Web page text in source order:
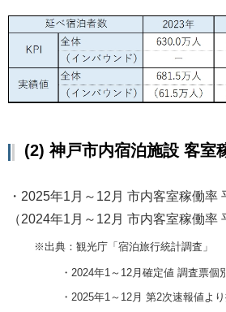
(2) 神戸市内宿泊施設 客室
・2025年1月～12月 市内客室稼働率
（2024年1月～12月 市内客室稼働率
※出典：観光庁「宿泊旅行統計調査」
・2024年1～12月確定値 調査票個別
・2025年1～12月 第2次速報値より